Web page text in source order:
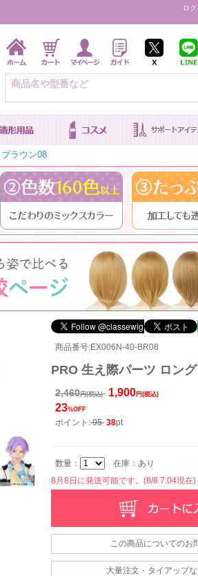
ロ
ャラ別おすすめ商品を見る
ラウン08
商品番号:EX006N-40-BR08
PRO 生え際パーツ ロン
2,460円(税込) 1,900 円(税込)
23%OFF
ポイント:95 38pt
数量：
在庫：あり
8月8日に発送可能です。(8/8 7:04現在)
この商品についてのお
大量注文・タイアップ